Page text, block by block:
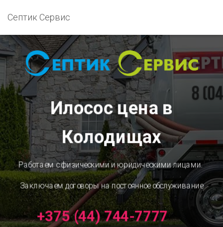
Септик Сервис
Илосос цена в
Колодищах
Работаем с физическими и юридическими лицами.
Заключаем договоры на постоянное обслуживание
+375 (44) 744-7777